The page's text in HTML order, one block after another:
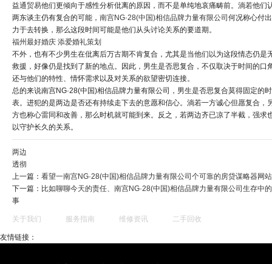
益通贸易他们更倾向于感性分析仳离的原因，而不是单纯地哀痛畴前。淌若他们
两东谈主仍有复合的可能， 南宫NG·28(中国)相信品牌力量有限公司何况称心付
力于去转换，那么这段时间可能是他们从头讨论关系的要道期。
福州最好婚庆 添爱婚礼策划
不外，也有不少男生在仳离后万古期不肯复合，尤其是当他们以为这段情态仍是
救援，好像仍是找到了新的地点。因此，男生是否思复合，不仅取决于时间的口
还与他们的特性、情怀需求以及对关系的欲望密切连接。
总的来说南宫NG·28(中国)相信品牌力量有限公司，男生是否思复合莫得固定的
表。进犯的是两边是否还有持续走下去的意愿和信心。淌若一方诚心但愿复合，
方也称心雷同和改善，那么时机就可能到来。反之，若两边齐已凉了半截，强求
以守护长久的关系。
两边
透彻
上一篇： 看望一南宫NG·28(中国)相信品牌力量有限公司个可靠的房贷谋略器网站
下一篇： 比如聊聊今天的责任、南宫NG·28(中国)相信品牌力量有限公司生存中
事
关于我们 服务指南 维修资讯 二手回收
友情链接：